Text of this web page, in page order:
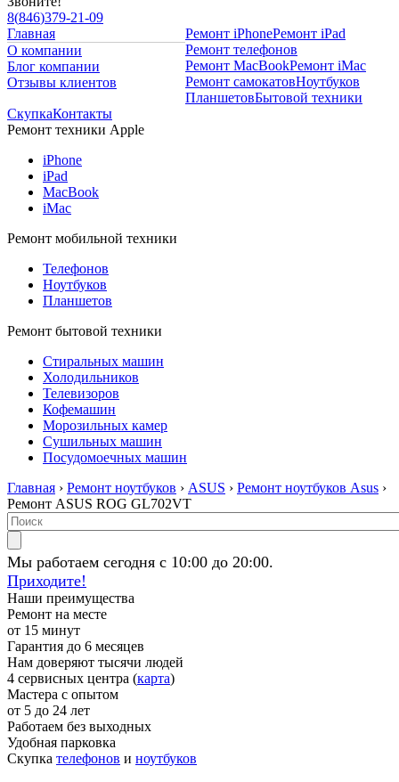
8(846)379-21-09
Главная
О компании
Блог компании
Отзывы клиентов
Ремонт iPhoneРемонт iPad
Ремонт телефонов
Ремонт MacBookРемонт iMac
Ремонт самокатовНоутбуков
ПланшетовБытовой техники
СкупкаКонтакты
Ремонт техники Apple
iPhone
iPad
MacBook
iMac
Ремонт мобильной техники
Телефонов
Ноутбуков
Планшетов
Ремонт бытовой техники
Стиральных машин
Холодильников
Телевизоров
Кофемашин
Морозильных камер
Сушильных машин
Посудомоечных машин
Главная › Ремонт ноутбуков › ASUS › Ремонт ноутбуков Asus ›
Ремонт ASUS ROG GL702VT
Мы работаем сегодня с 10:00 до 20:00.
Приходите!
Наши преимущества
Ремонт на месте
от 15 минут
Гарантия до 6 месяцев
Нам доверяют тысячи людей
4 сервисных центра (карта)
Мастера с опытом
от 5 до 24 лет
Работаем без выходных
Удобная парковка
Скупка телефонов и ноутбуков